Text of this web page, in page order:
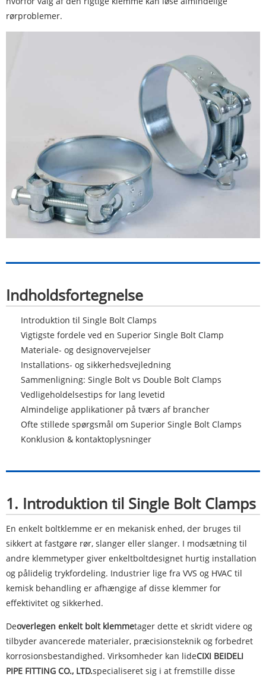
rørproblemer.
Indholdsfortegnelse
Introduktion til Single Bolt Clamps
Vigtigste fordele ved en Superior Single Bolt Clamp
Materiale- og designovervejelser
Installations- og sikkerhedsvejledning
Sammenligning: Single Bolt vs Double Bolt Clamps
Vedligeholdelsestips for lang levetid
Almindelige applikationer på tværs af brancher
Ofte stillede spørgsmål om Superior Single Bolt Clamps
Konklusion & kontaktoplysninger
1. Introduktion til Single Bolt Clamps
En enkelt boltklemme er en mekanisk enhed, der bruges til
sikkert at fastgøre rør, slanger eller slanger. I modsætning til
andre klemmetyper giver enkeltboltdesignet hurtig installation
og pålidelig trykfordeling. Industrier lige fra VVS og HVAC til
kemisk behandling er afhængige af disse klemmer for
effektivitet og sikkerhed.
Deoverlegen enkelt bolt klemmetager dette et skridt videre og
tilbyder avancerede materialer, præcisionsteknik og forbedret
korrosionsbestandighed. Virksomheder kan lideCIXI BEIDELI
PIPE FITTING CO., LTD.specialiseret sig i at fremstille disse